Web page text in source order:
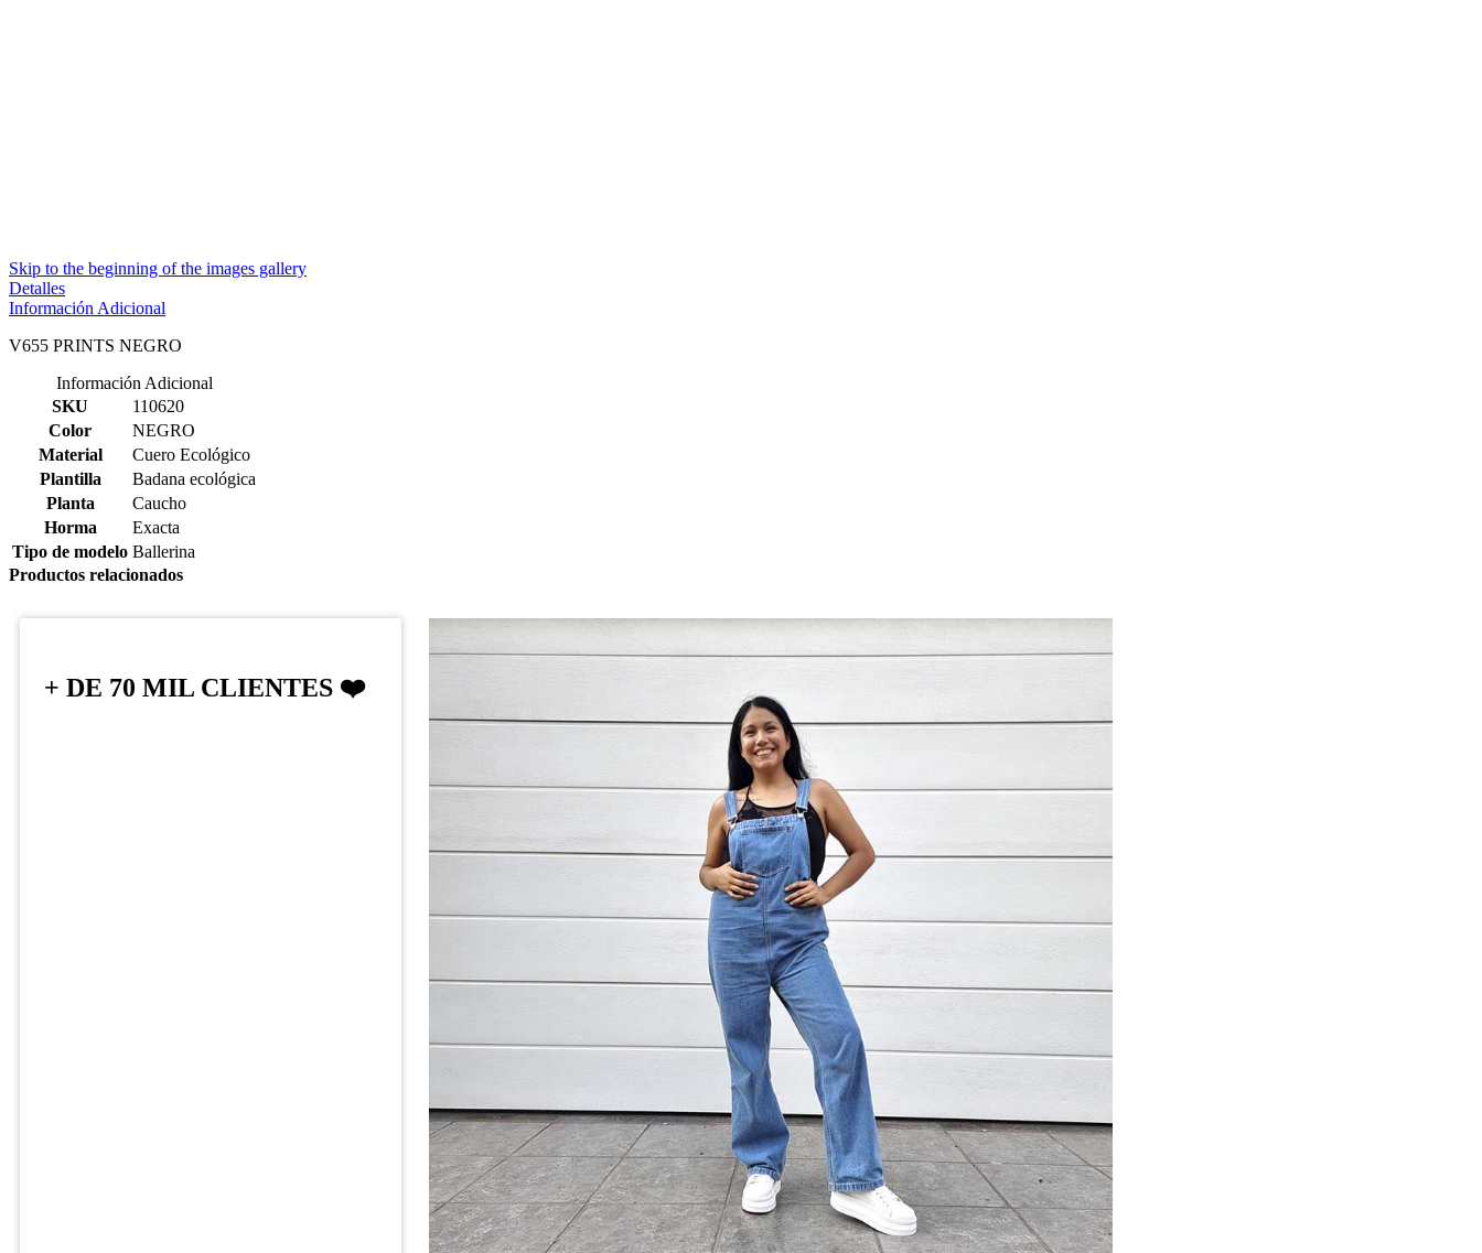
Skip to the beginning of the images gallery
Detalles
Información Adicional
V655 PRINTS NEGRO
Información Adicional
SKU
110620
Color
NEGRO
Material
Cuero Ecológico
Plantilla
Badana ecológica
Planta
Caucho
Horma
Exacta
Tipo de modelo Ballerina
Productos relacionados
+ DE 70 MIL CLIENTES ❤️